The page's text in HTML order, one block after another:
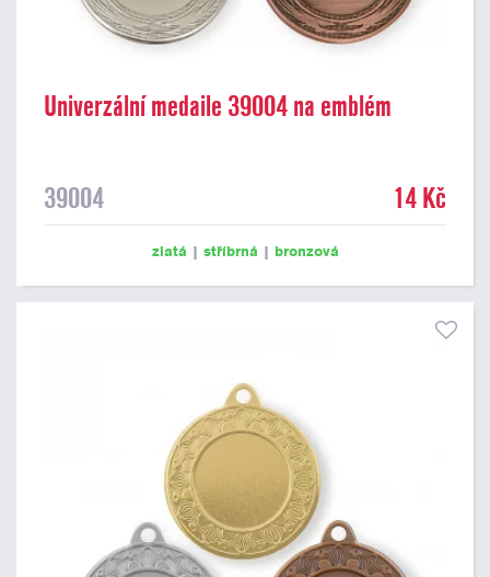
Univerzální medaile 39004 na emblém
39004 14 Kč
zlatá | stříbrná | bronzová